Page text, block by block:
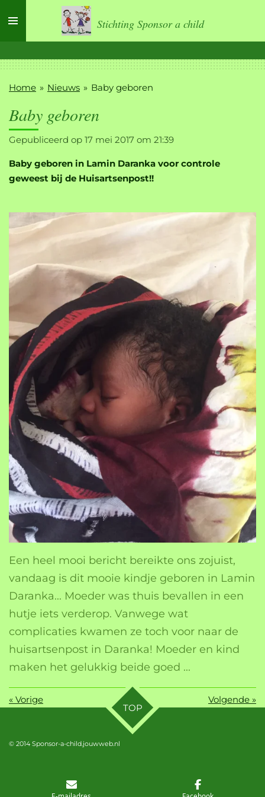
direct
de
hoofdinhoud
Stichting Sponsor a child
Home » Nieuws » Baby geboren
Baby geboren
Gepubliceerd op 17 mei 2017 om 21:39
Baby geboren in Lamin Daranka voor controle
geweest bij de Huisartsenpost!!
Een heel mooi bericht bereikte ons zojuist,
vandaag is dit mooie kindje geboren in Lamin
Daranka... Moeder was thuis bevallen in een
hutje iets verderop. Vanwege wat
complicaties kwamen ze toch voor naar de
huisartsenpost in Daranka! Moeder en kind
maken het gelukkig beide goed ...
« Vorige Volgende »
TOP
© 2014 Sponsor-a-child.jouwweb.nl